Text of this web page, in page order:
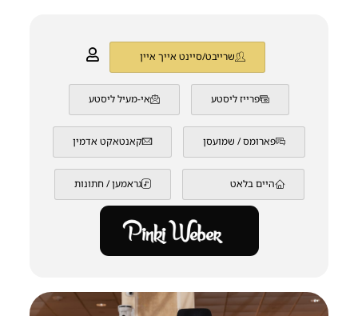
שרייבט/סיינט אייך איין
אי-מעיל ליסטע פרייז ליסטע
קאנטאקט אדמין פארומס / שמועסן
גראמען / חתונות היים בלאט